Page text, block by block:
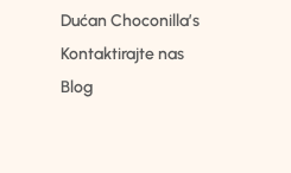
Dućan Choconilla’s
Kontaktirajte nas
Blog